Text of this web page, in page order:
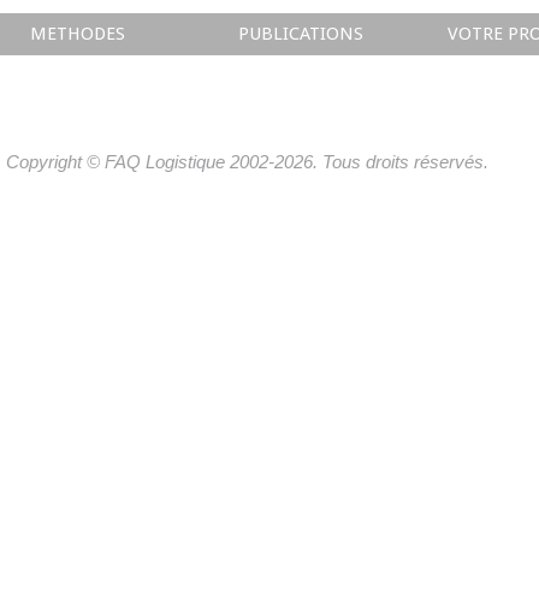
METHODES PUBLICATIONS VOTRE
Copyright © FAQ Logistique 2002-2026. Tous droits réservés.